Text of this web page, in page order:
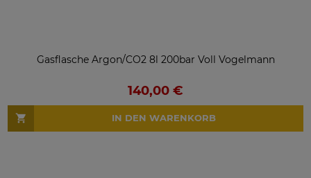
Gasflasche Argon/CO2 8l 200bar Voll Vogelmann
140,00 €
IN DEN WARENKORB